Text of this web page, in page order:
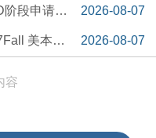
14:26:40
段申请截
2026-08-07
14:20:11
美本申
2026-08-07
容